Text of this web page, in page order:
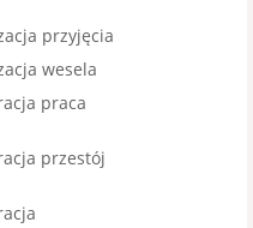
przyjęcia
wesela
praca
przestój